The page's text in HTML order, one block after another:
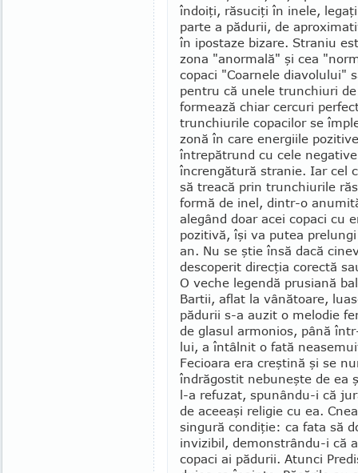
îndoiţi, răsuciţi în inele,
parte a pădurii, de
în ipostaze bizare. Straniu
zona "anormală" şi cea
copaci "Coarnele diavolului"
pentru că unele trunchiuri
formează chiar cercuri
trunchiurile copacilor se
zonă în care energiile
întrepătrund cu cele
încrengătură stranie. Iar cel
să treacă prin trunchiurile
formă de inel, dintr-o
alegând doar acei copaci cu
pozitivă, îşi va putea
an. Nu se ştie însă dacă
descoperit direcţia corectă
O veche legendă prusiană
Bartii, aflat la vânătoare,
pădurii s-a auzit o melodie
de glasul armonios, până
lui, a întâlnit o fată
Fecioara era creştină şi se
îndrăgostit nebuneşte de ea
l-a refuzat, spu­nân­du-i că
de aceeaşi religie cu ea.
singură condiţie: ca fata să
invizibil, demonstrân­du-i că
copaci ai pădurii. Atunci